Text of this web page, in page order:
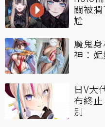
關被
尬
魔鬼
神：
日V大
布終
別